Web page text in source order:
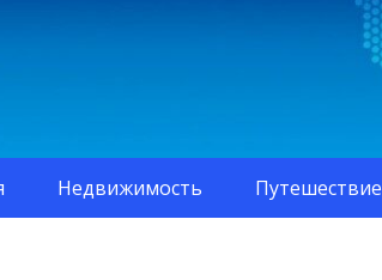
Недвижимость Путешествие